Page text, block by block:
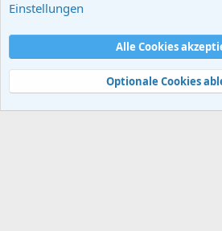
Nutzungsbedingungen
Hilfe und Impressum
Start
R
S
Community platform by XenForo® © 2010-2024
Einstellungen
Alle Cookies
Optionale Cookies